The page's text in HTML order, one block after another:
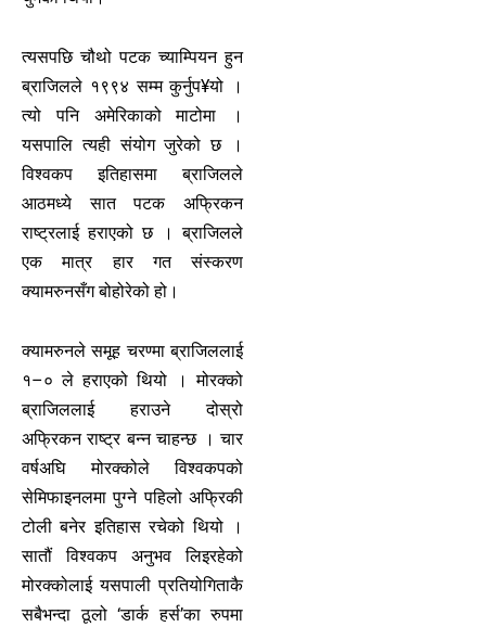
त्यसपछि चौथो पटक च्याम्पियन हुन
ब्राजिलले १९९४ सम्म कुर्नुप¥यो ।
त्यो पनि अमेरिकाको माटोमा ।
यसपालि त्यही संयोग जुरेको छ ।
विश्वकप इतिहासमा ब्राजिलले
आठमध्ये सात पटक अफ्रिकन
राष्ट्रलाई हराएको छ । ब्राजिलले
एक मात्र हार गत संस्करण
क्यामरुनसँग बोहोरेको हो।
क्यामरुनले समूह चरण्मा ब्राजिललाई
१–० ले हराएको थियो । मोरक्को
ब्राजिललाई हराउने दोस्रो
अफ्रिकन राष्ट्र बन्न चाहन्छ । चार
वर्षअघि मोरक्कोले विश्वकपको
सेमिफाइनलमा पुग्ने पहिलो अफ्रिकी
टोली बनेर इतिहास रचेको थियो ।
सातौं विश्वकप अनुभव लिइरहेको
मोरक्कोलाई यसपाली प्रतियोगिताकै
सबैभन्दा ठूलो ‘डार्क हर्स’का रुपमा